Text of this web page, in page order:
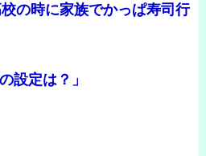
の時に家族でかっぱ寿司行
設定は？」